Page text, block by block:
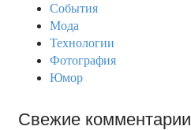
События
Мода
Технологии
Фотография
Юмор
Свежие комментарии